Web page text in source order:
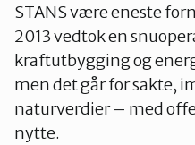
STANS være eneste
2013 vedtok en
kraftutbygging og
men det går for sakte,
naturverdier – med
nytte.